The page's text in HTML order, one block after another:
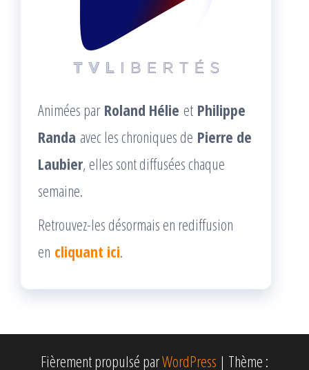
Animées par Roland Hélie et Philippe
Randa avec les chroniques de Pierre de
Laubier, elles sont diffusées chaque
semaine.
Retrouvez-les désormais en rediffusion
en cliquant ici.
Fièrement propulsé parWordPress | Thème :